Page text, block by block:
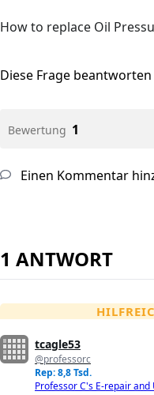
How to replace Oil
Diese Frage beantworten
Bewertung 1
Einen Kommentar
1 ANTWORT
tcagle53
@professorc
Rep: 8,8 Tsd.
Professor C's E-repair